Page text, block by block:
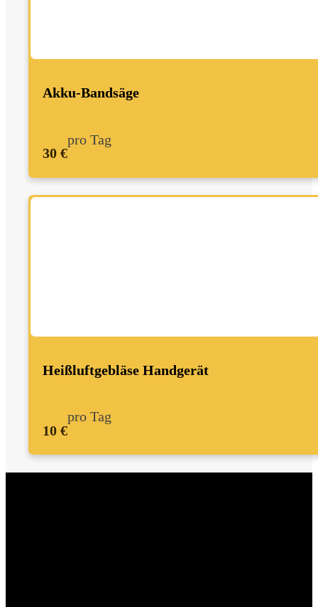
Akku-Bandsäge
30 €
pro Tag
Heißluftgebläse Handgerät
10 €
pro Tag